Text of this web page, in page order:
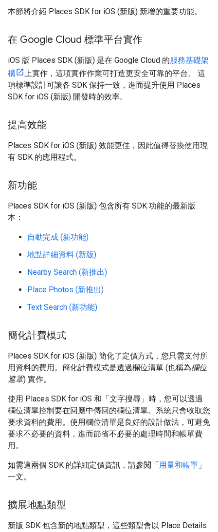
本節將介紹 Places SDK for iOS (新版) 新增的重要功能。
在 Google Cloud 標準平台實作
iOS 版 Places SDK (新版) 是在 Google Cloud 的服務基礎架
構
上實作，這項實作作業可打造更安全可靠的平台。 這
項標準設計可讓各 SDK 保持一致，進而提升使用 Places
SDK for iOS (新版) 開發時的效率。
提高效能
Places SDK for iOS (新版) 效能更佳，因此值得替換使用現
有 SDK 的應用程式。
新功能
Places SDK for iOS (新版) 包含所有 SDK 功能的最新版
本：
自動完成 (新功能)
地點詳細資料 (新版)
Nearby Search (新推出)
Place Photos (新推出)
Text Search (新功能)
簡化計費模式
Places SDK for iOS (新版) 簡化了定價方式，您只需支付所
用資料的費用。簡化計費模式是透過欄位清單 (也稱為欄位
遮罩) 實作。
使用 Places SDK for iOS 和「文字搜尋」時，您可以透過
欄位清單控制要在回應中傳回的欄位清單。系統只會收取您
要求資料的費用。使用欄位清單是良好的設計做法，可避免
要求不必要的資料，進而節省不必要的處理時間和帳單費
用。
如需這兩個 SDK 的詳細定價資訊，請參閱「用量和帳單 」
一文。
擴展地點類型
新版 SDK 包含新的地點類型，這些類型會以 Place Details